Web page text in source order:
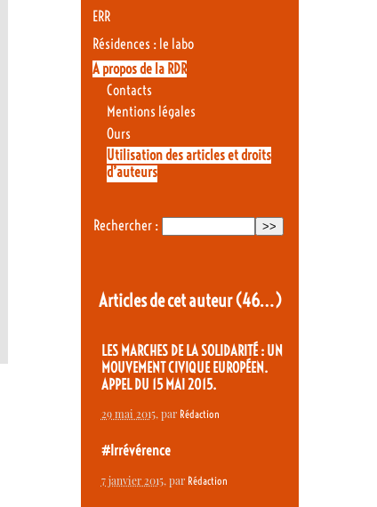
ERR
Résidences : le labo
A propos de la RDR
Contacts
Mentions légales
Ours
Utilisation des articles et droits
d’auteurs
Rechercher :
Articles de cet auteur(46…)
LES MARCHES DE LA SOLIDARITÉ : UN
MOUVEMENT CIVIQUE EUROPÉEN.
APPEL DU 15 MAI 2015.
29 mai 2015, par Rédaction
#Irrévérence
7 janvier 2015, par Rédaction